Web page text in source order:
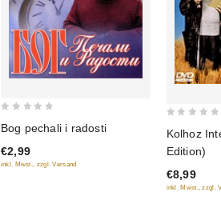
out
of
5
Bog pechali i radosti
€2,99
inkl. Mwst., zzgl. Versand
of
5
Kolhoz
Edition)
€8,99
inkl. Mwst., zzgl.